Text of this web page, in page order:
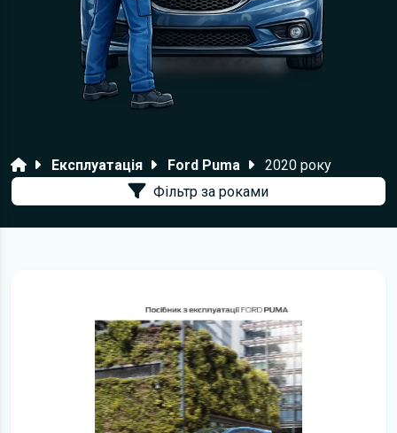
ГоловнаЕксплуатація Ford Puma
2020 року
Фільтр за роками